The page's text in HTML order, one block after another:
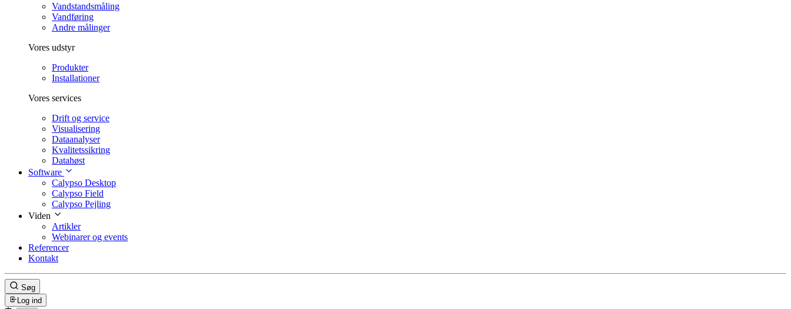
Vandstandsmåling
Vandføring
Andre målinger
Vores udstyr
Produkter
Installationer
Vores services
Drift og service
Visualisering
Dataanalyser
Kvalitetssikring
Datahøst
Software
Calypso Desktop
Calypso Field
Calypso Pejling
Viden
Artikler
Webinarer og events
Referencer
Kontakt
Søg
Log ind